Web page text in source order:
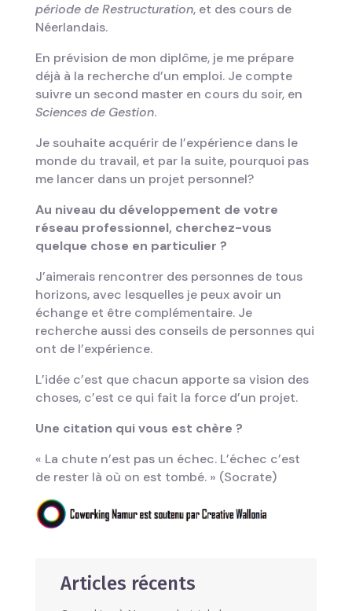
période de Restructuration, et des cours de
Néerlandais.
En prévision de mon diplôme, je me prépare
déjà à la recherche d’un emploi. Je compte
suivre un second master en cours du soir, en
Sciences de Gestion.
Je souhaite acquérir de l’expérience dans le
monde du travail, et par la suite, pourquoi pas
me lancer dans un projet personnel?
Au niveau du développement de votre
réseau professionnel, cherchez-vous
quelque chose en particulier ?
J’aimerais rencontrer des personnes de tous
horizons, avec lesquelles je peux avoir un
échange et être complémentaire. Je
recherche aussi des conseils de personnes qui
ont de l’expérience.
L’idée c’est que chacun apporte sa vision des
choses, c’est ce qui fait la force d’un projet.
Une citation qui vous est chère ?
« La chute n’est pas un échec. L’échec c’est
de rester là où on est tombé. » (Socrate)
Articles récents